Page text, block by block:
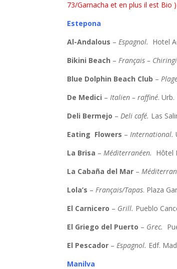
73/Garnacha et en plus il est Bio )
Estepona
Al-Andalous – Espagnol. Hotel
Bikini Beach – Français –
Blue Dolphin Beach Club –
De Medici – Italien – raffiné.
Deli Bermejo – Deli café. Las
Eating Flowers – International.
La Brisa – Méditerranéen. Hôtel
La Cabaña del Mar –
Lola’s – Français/Tapas. Plaza
El Carnicero – Grill. Pueblo
El Griego del Puerto – Grec.
El Pescador – Espagnol. Edf.
Manilva